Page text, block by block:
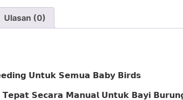
Ulasan (0)
𝗨𝗻𝘁𝘂𝗸 𝗦𝗲𝗺𝘂𝗮 𝗕𝗮𝗯𝘆 𝗕𝗶𝗿𝗱𝘀
𝗦𝗲𝗰𝗮𝗿𝗮 𝗠𝗮𝗻𝘂𝗮𝗹 𝗨𝗻𝘁𝘂𝗸 𝗕𝗮𝘆𝗶